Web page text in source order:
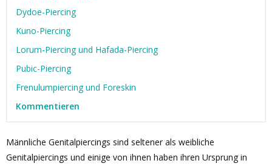
Dydoe-Piercing
Kuno-Piercing
Lorum-Piercing und Hafada-Piercing
Pubic-Piercing
Frenulumpiercing und Foreskin
Kommentieren
Männliche Genitalpiercings sind seltener als weibliche
Genitalpiercings und einige von ihnen haben ihren Ursprung in